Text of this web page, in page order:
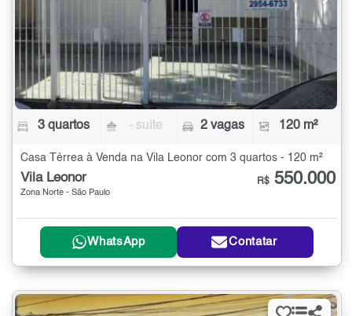
3 quartos - suíte 2 vagas 120 m²
Casa Térrea à Venda na Vila Leonor com 3 quartos - 120 m²
Vila Leonor
Zona Norte - São Paulo
R$ 550.000
WhatsApp Contatar